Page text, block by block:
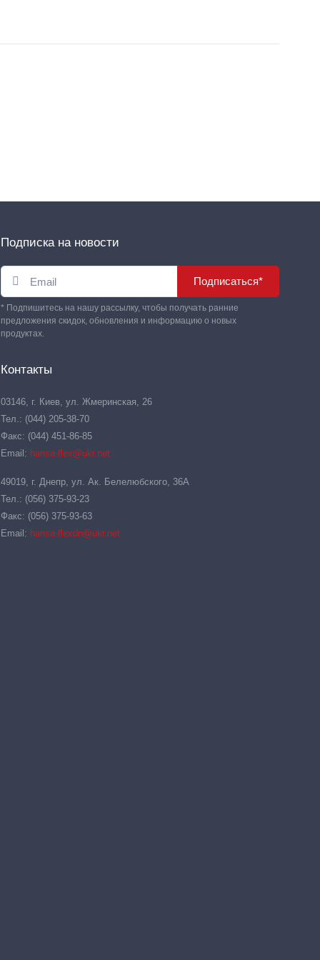
Подписка на новости
Подписаться*
* Подпишитесь на нашу рассылку, чтобы получать ранние
предложения скидок, обновления и информацию о новых
продуктах.
Контакты
03146, г. Киев, ул. Жмеринская, 26
Тел.: (044) 205-38-70
Факс: (044) 451-86-85
Email: hansa-flex@ukr.net
49019, г. Днепр, ул. Ак. Белелюбского, 36А
Тел.: (056) 375-93-23
Факс: (056) 375-93-63
Email: hansa-flexdn@ukr.net